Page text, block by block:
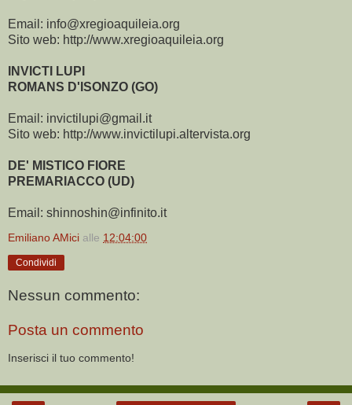
Email: info@xregioaquileia.org
Sito web: http://www.xregioaquileia.org
INVICTI LUPI
ROMANS D'ISONZO (GO)
Email: invictilupi@gmail.it
Sito web: http://www.invictilupi.altervista.org
DE' MISTICO FIORE
PREMARIACCO (UD)
Email: shinnoshin@infinito.it
Emiliano AMici alle 12:04:00
Condividi
Nessun commento:
Posta un commento
Inserisci il tuo commento!